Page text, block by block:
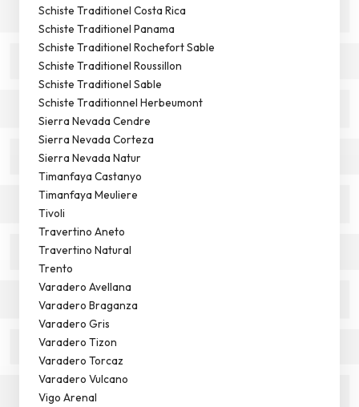
Schiste Traditionel Costa Rica
Schiste Traditionel Panama
Schiste Traditionel Rochefort Sable
Schiste Traditionel Roussillon
Schiste Traditionel Sable
Schiste Traditionnel Herbeumont
Sierra Nevada Cendre
Sierra Nevada Corteza
Sierra Nevada Natur
Timanfaya Castanyo
Timanfaya Meuliere
Tivoli
Travertino Aneto
Travertino Natural
Trento
Varadero Avellana
Varadero Braganza
Varadero Gris
Varadero Tizon
Varadero Torcaz
Varadero Vulcano
Vigo Arenal